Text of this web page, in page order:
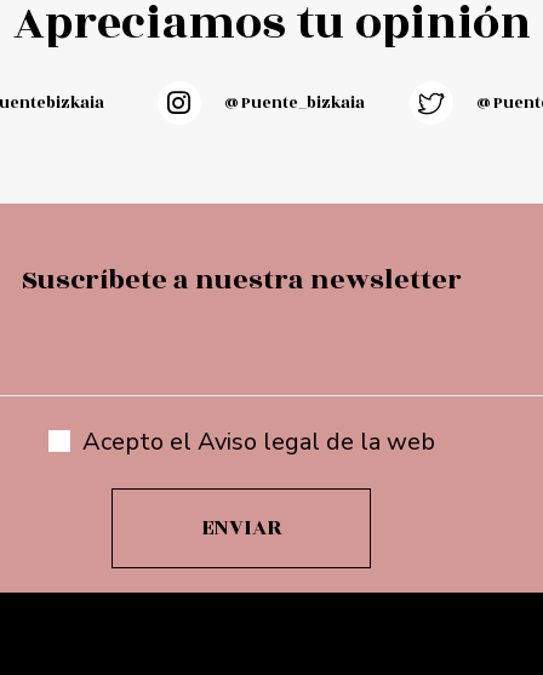
Apreciamos tu opinión
@puente_bizkaia
Suscríbete a nuestra newsletter
Acepto el Aviso legal de la web